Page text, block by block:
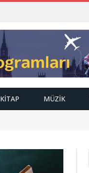
KITAP MÜZIK